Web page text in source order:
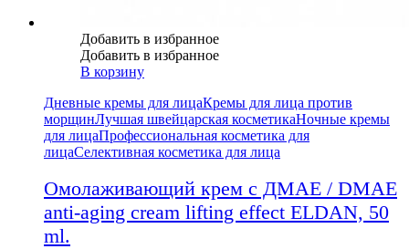
Добавить в избранное
Добавить в избранное
В корзину
Дневные кремы для лицаКремы для лица против
морщинЛучшая швейцарская косметикаНочные кремы
для лицаПрофессиональная косметика для
лицаСелективная косметика для лица
Омолаживающий крем с ДМАЕ / DMAE
anti-aging cream lifting effect ELDAN, 50
ml.